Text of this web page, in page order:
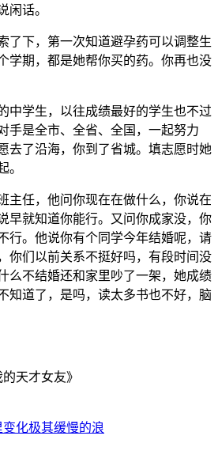
闲话。
了下，第一次知道避孕药可以调整生
学期，都是她帮你买的药。你再也没
中学生，以往成绩最好的学生也不过
手是全市、全省、全国，一起努力
去了沿海，你到了省城。填志愿时她
。
主任，他问你现在在做什么，你说在
早就知道你能行。又问你成家没，你
行。他说你有个同学今年结婚呢，请
你们以前关系不挺好吗，有段时间没
么不结婚还和家里吵了一架，她成绩
知道了，是吗，读太多书也不好，脑
天才女友》
化极其缓慢的浪